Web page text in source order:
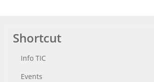
Shortcut
Info TIC
Events